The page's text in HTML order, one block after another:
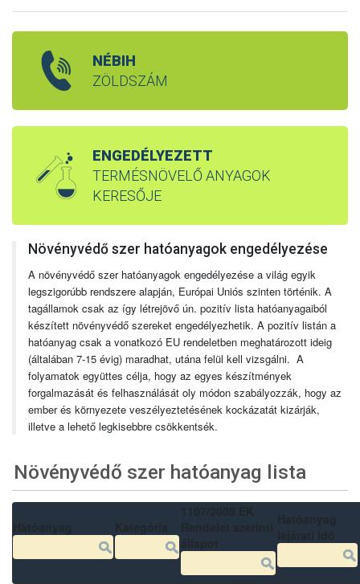
NÉBIH
ZÖLDSZÁM
ENGEDÉLYEZETT
TERMÉSNÖVELŐ ANYAGOK
KERESŐJE
Növényvédő szer hatóanyagok engedélyezése
A növényvédő szer hatóanyagok engedélyezése a világ egyik
legszigorúbb rendszere alapján, Európai Uniós szinten történik. A
tagállamok csak az így létrejövő ún. pozitív lista hatóanyagaiból
készített növényvédő szereket engedélyezhetik. A pozitív listán a
hatóanyag csak a vonatkozó EU rendeletben meghatározott ideig
(általában 7-15 évig) maradhat, utána felül kell vizsgálni. A
folyamatok együttes célja, hogy az egyes készítmények
forgalmazását és felhasználását oly módon szabályozzák, hogy az
ember és környezete veszélyeztetésének kockázatát kizárják,
illetve a lehető legkisebbre csökkentsék.
Növényvédő szer hatóanyag lista